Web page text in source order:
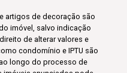
artigos de decoração são
imóvel, salvo indicação
de alterar valores e
condomínio e IPTU são
longo do processo de